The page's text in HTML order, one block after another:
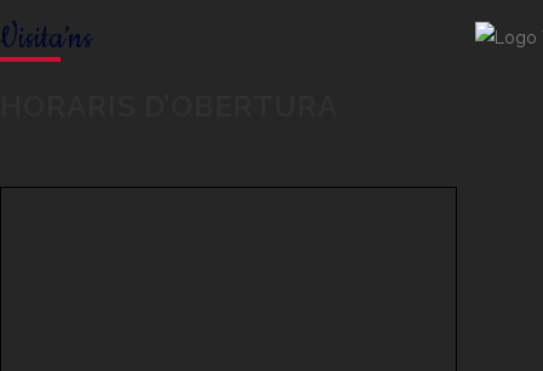
Visita’ns